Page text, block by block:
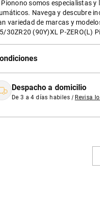
Pionono somos especialistas y
Navega y descubre
variedad de marcas y
30ZR20 (90Y)XL P-ZERO(L)
Despacho a domicilio
De 3 a 4 días habiles | Revisa